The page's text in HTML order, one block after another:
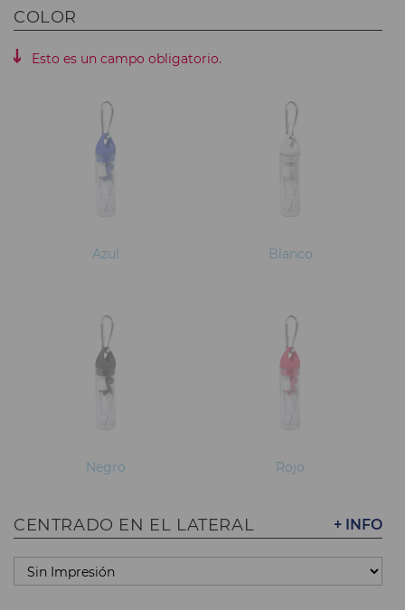
COLOR
Esto es un campo obligatorio.
Azul Blanco
Negro Rojo
+ INFO
CENTRADO EN EL LATERAL